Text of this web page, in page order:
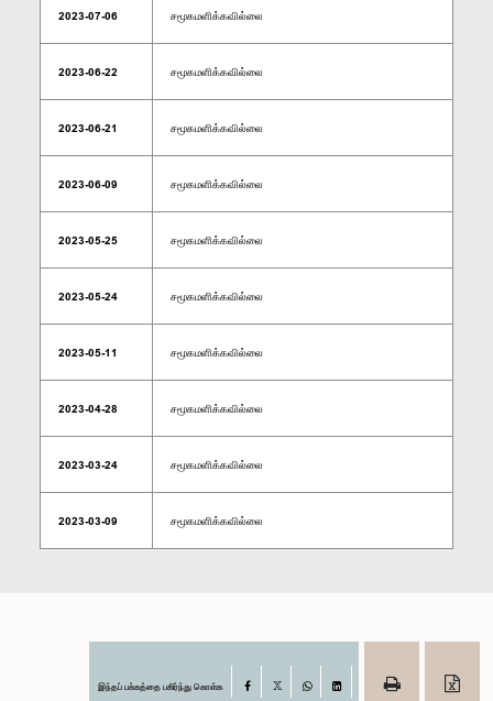
2023-07-06 சமூகமளிக்கவில்லை
2023-06-22 சமூகமளிக்கவில்லை
2023-06-21 சமூகமளிக்கவில்லை
2023-06-09 சமூகமளிக்கவில்லை
2023-05-25 சமூகமளிக்கவில்லை
2023-05-24 சமூகமளிக்கவில்லை
2023-05-11 சமூகமளிக்கவில்லை
2023-04-28 சமூகமளிக்கவில்லை
2023-03-24 சமூகமளிக்கவில்லை
2023-03-09 சமூகமளிக்கவில்லை
இந்தப் பக்கத்தை பகிர்ந்து கொள்க Facebook